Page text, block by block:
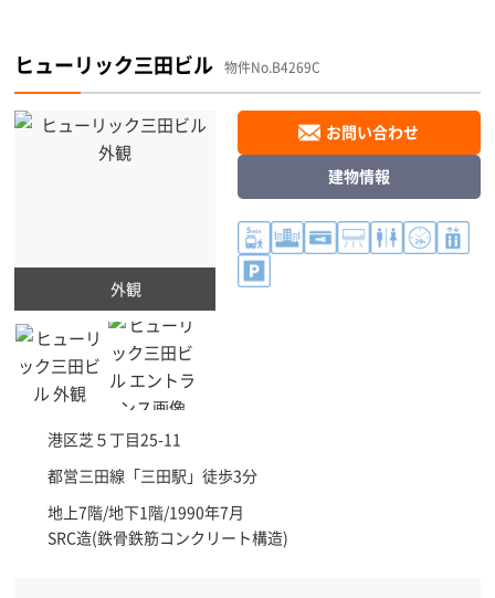
ヒューリック三田ビル 物件No.B4269C
外観
港区芝５丁目25-11
都営三田線「三田駅 」徒歩3分
地上7階/地下1階/1990年7月
SRC造(鉄骨鉄筋コンクリート構造)
お問い合わせ
建物情報